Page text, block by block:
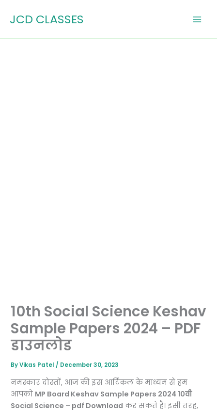
JCD CLASSES
10th Social Science Keshav
Sample Papers 2024 – PDF
डाउनलोड
ByVikas Patel/ December 30, 2023
नमस्कार दोस्तों, आज की इस आर्टिकल के माध्यम से हम
आपको MP Board Keshav Sample Papers 2024 10वी
Social Science – pdf Download कर सकते हैं। इसी तरह,